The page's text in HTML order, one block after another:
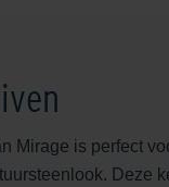
Mirage is perfect
Deze